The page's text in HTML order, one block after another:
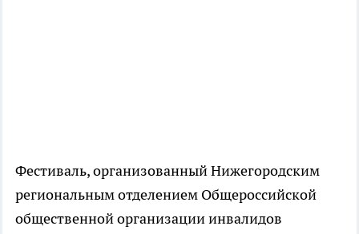
Фестиваль, организованный Нижегородским
региональным отделением Общероссийской
общественной организации инвалидов